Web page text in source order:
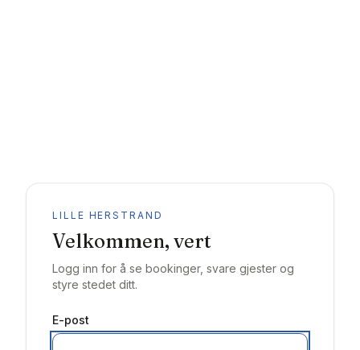
LILLE HERSTRAND
Velkommen, vert
Logg inn for å se bookinger, svare gjester og
styre stedet ditt.
E-post